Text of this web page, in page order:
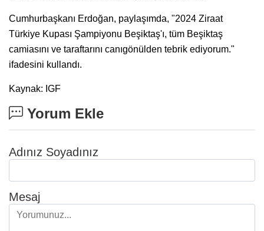
Cumhurbaşkanı Erdoğan, paylaşımda, "2024 Ziraat
Türkiye Kupası Şampiyonu Beşiktaş'ı, tüm Beşiktaş
camiasını ve taraftarını canıgönülden tebrik ediyorum."
ifadesini kullandı.
Kaynak: IGF
Yorum Ekle
Adınız Soyadınız
Mesaj